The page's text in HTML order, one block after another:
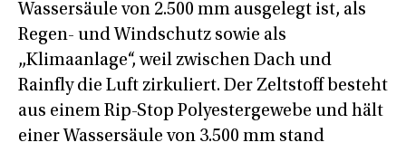
Wassersäule von 2.500 mm ausgelegt ist, als
Regen- und Windschutz sowie als
„Klimaanlage“, weil zwischen Dach und
Rainfly die Luft zirkuliert. Der Zeltstoff besteht
aus einem Rip-Stop Polyestergewebe und hält
einer Wassersäule von 3.500 mm stand